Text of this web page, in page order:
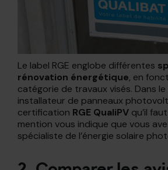
Le label RGE englobe différentes
rénovation énergétique, en
catégorie de travaux visés. Dans le
installateur de panneaux
certification RGE QualiPV qu’il
mention vous indique que vous
spécialiste de l’énergie solaire